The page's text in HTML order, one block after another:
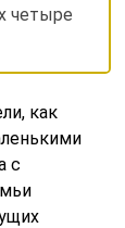
четыре
как
с